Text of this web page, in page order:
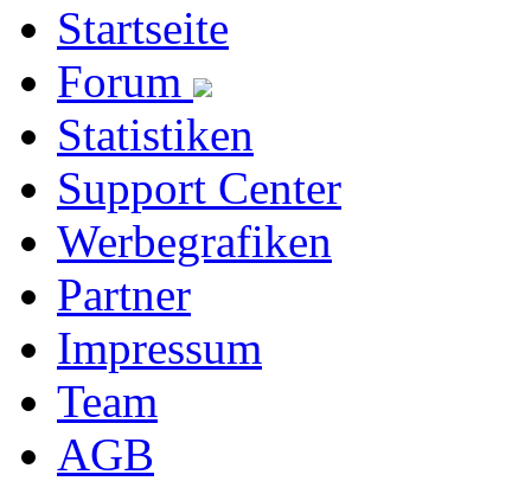
Startseite
Forum
Statistiken
Support Center
Werbegrafiken
Partner
Impressum
Team
AGB